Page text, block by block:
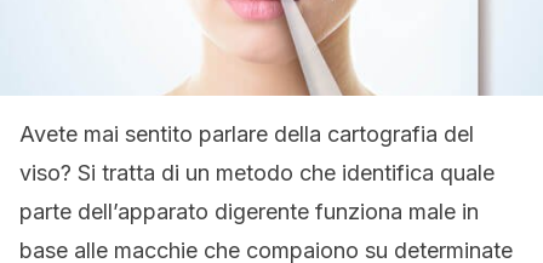
Avete mai sentito parlare della cartografia del
viso? Si tratta di un metodo che identifica quale
parte dell’apparato digerente funziona male in
base alle macchie che compaiono su determinate